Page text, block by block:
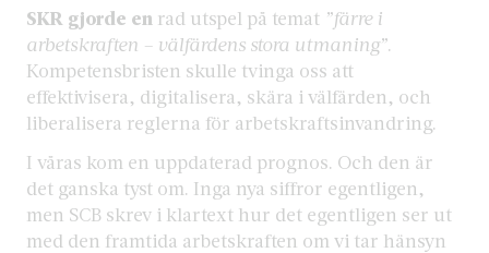
SKR gjorde en rad utspel på temat ”färre i
arbetskraften – välfärdens stora utmaning”.
Kompetensbristen skulle tvinga oss att
effektivisera, digitalisera, skära i välfärden, och
liberalisera reglerna för arbetskraftsinvandring.
I våras kom en uppdaterad prognos. Och den är
det ganska tyst om. Inga nya siffror egentligen,
men SCB skrev i klartext hur det egentligen ser ut
med den framtida arbetskraften om vi tar hänsyn